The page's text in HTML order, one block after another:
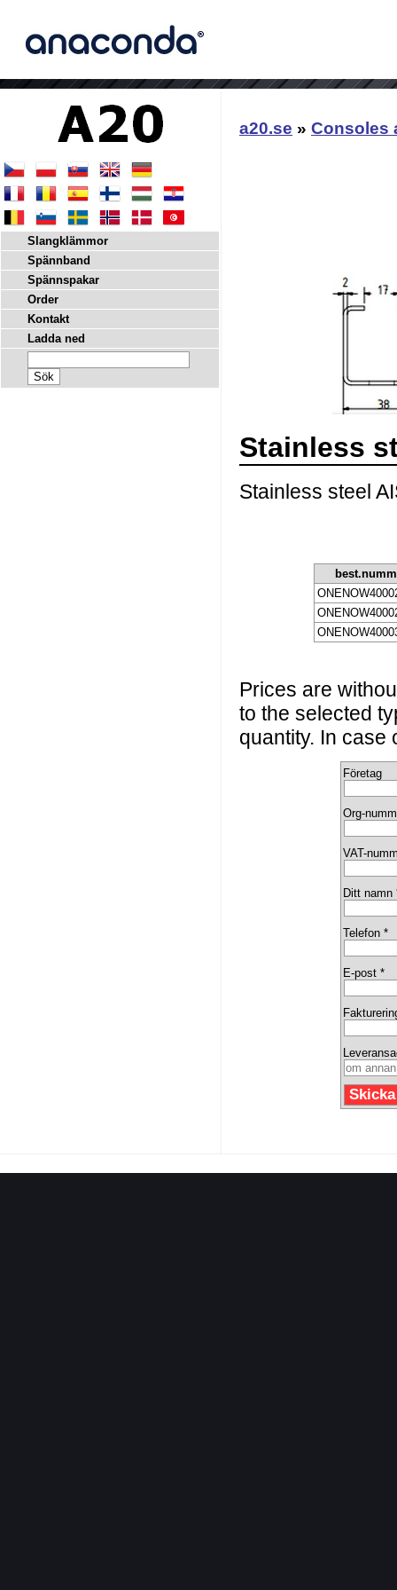
a20.se » Consoles
Stainless
Stainless steel
Prices are
to the selected
quantity. In
Företag
Org-
VAT-
Ditt namn
Telefon *
E-post *
Slangklämmor
Spännband
Spännspakar
Order
Kontakt
Ladda ned